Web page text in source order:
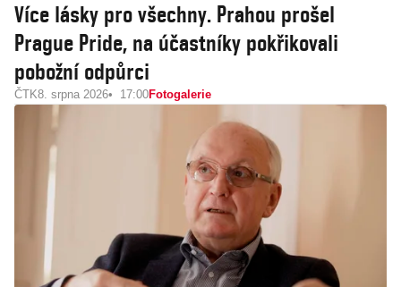
Více lásky pro všechny. Prahou prošel
Prague Pride, na účastníky pokřikovali
pobožní odpůrci
ČTK8. srpna 2026 17:00Fotogalerie